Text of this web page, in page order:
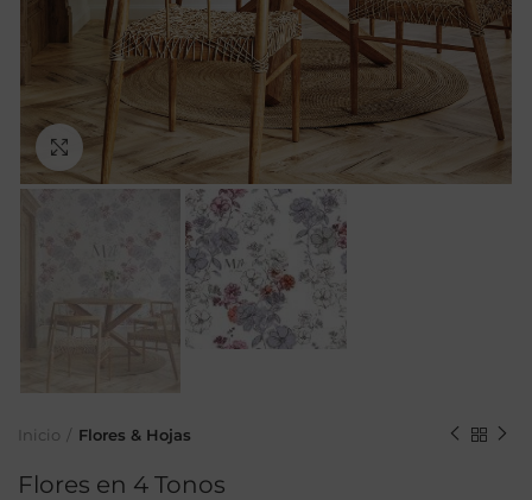
Inicio Flores & Hojas
Flores en 4 Tonos